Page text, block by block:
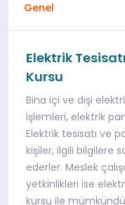
Genel
Elektrik
Kursu
Bina içi ve dışı
işlemleri, elektrik
Elektrik tesisatı ve
kişiler, ilgili bilgilere
ederler. Meslek
yetkinlikleri ise
kursu ile mümkündür.